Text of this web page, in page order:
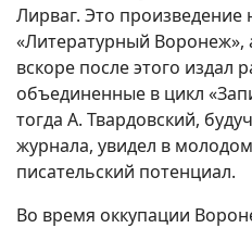
Лирваг. Это произведение
«Литературный
вскоре после этого издал
объединенные в цикл
тогда А. Твардовский,
журнала, увидел в
писательский потенциал.
Во время оккупации